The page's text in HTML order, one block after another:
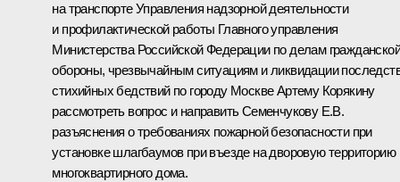
на транспорте Управления надзорной деятельности
и профилактической работы Главного управления
Министерства Российской Федерации по делам гражданской
обороны, чрезвычайным ситуациям и ликвидации
стихийных бедствий по городу Москве Артему Корякину
рассмотреть вопрос и направить Семенчукову Е.В.
разъяснения о требованиях пожарной безопасности при
установке шлагбаумов при въезде на дворовую территорию
многоквартирного дома.